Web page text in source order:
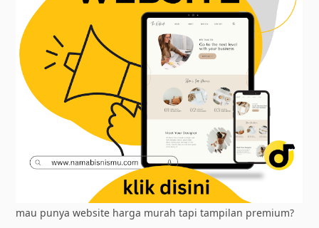
mau punya website harga murah tapi tampilan premium?